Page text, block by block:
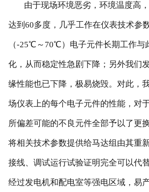
由于现场环境恶劣，环境温度高，
达到60多度，几乎工作在仪表技术参
（-25℃～70℃）电子元件长期工作与
化，从而稳定性急剧下降；另外我们
缘性能也已下降，极易烧毁。对此，
场仪表上的每个电子元件的性能，对
所偏差可能的不良元件全部予以了更
将相关技术参数提供给马达组由其重
接线、调试运行试验证明完全可以代
经过发电机和配电室等强电区域，易